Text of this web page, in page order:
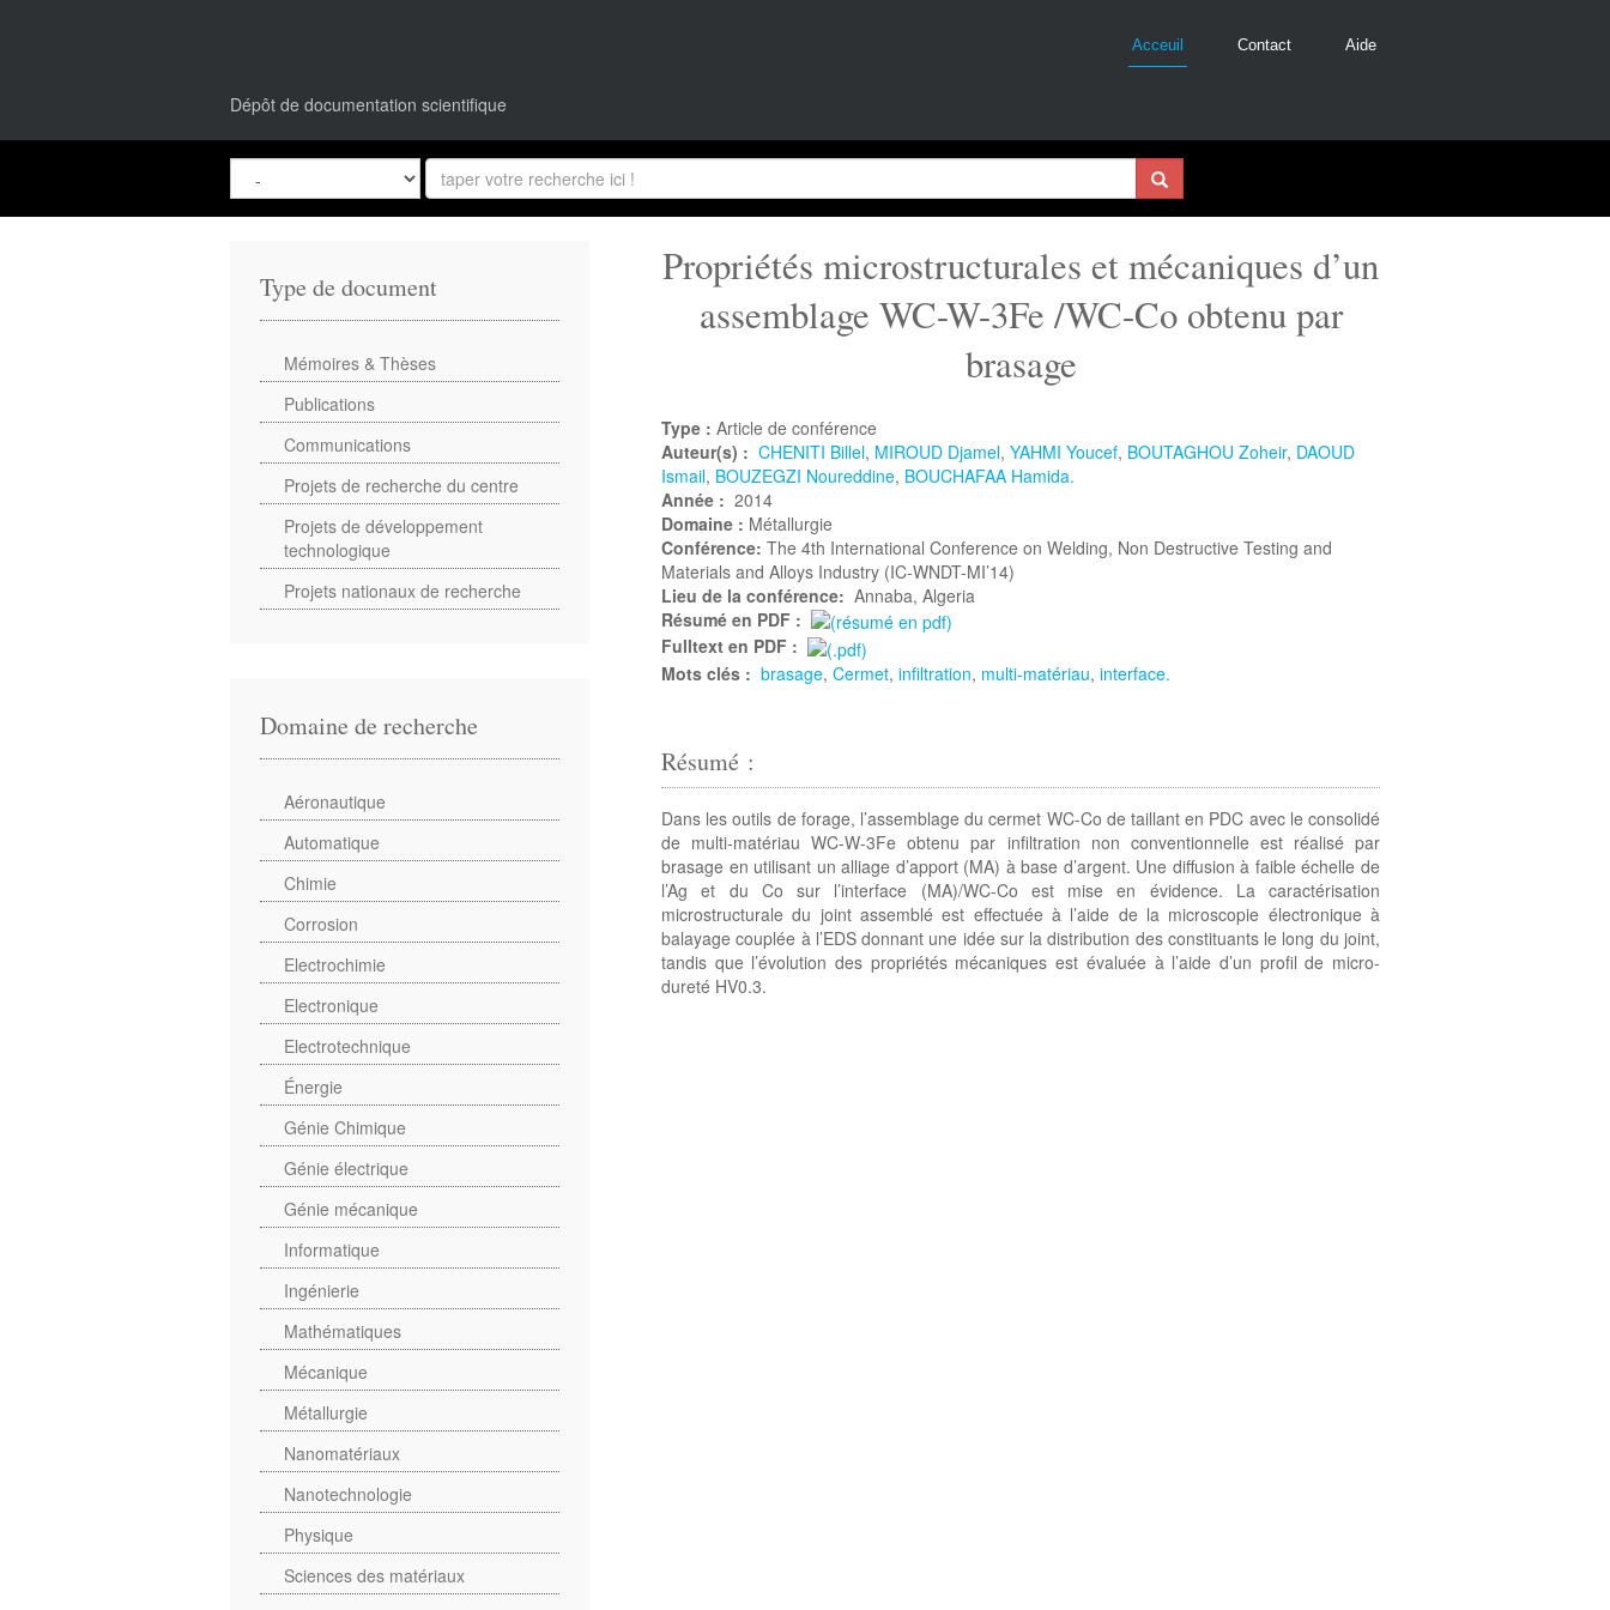
Dépôt de documentation scientifique
Acceuil Contact Aide
Propriétés microstructurales et mécaniques d’un
assemblage WC-W-3Fe /WC-Co obtenu par
brasage
Type : Article de conférence
Auteur(s) : CHENITI Billel, MIROUD Djamel, YAHMI Youcef, BOUTAGHOU Zoheir, DAOUD
Ismail, BOUZEGZI Noureddine, BOUCHAFAA Hamida.
Année : 2014
Domaine : Métallurgie
Conférence: The 4th International Conference on Welding, Non Destructive Testing and
Materials and Alloys Industry (IC-WNDT-MI’14)
Lieu de la conférence: Annaba, Algeria
Résumé en PDF :
Fulltext en PDF :
Mots clés : brasage, Cermet, infiltration, multi-matériau, interface.
Résumé :
Dans les outils de forage, l’assemblage du cermet WC-Co de taillant en PDC avec le consolidé
de multi-matériau WC-W-3Fe obtenu par infiltration non conventionnelle est réalisé par
brasage en utilisant un alliage d’apport (MA) à base d’argent. Une diffusion à faible échelle de
l’Ag et du Co sur l’interface (MA)/WC-Co est mise en évidence. La caractérisation
microstructurale du joint assemblé est effectuée à l’aide de la microscopie électronique à
balayage couplée à l’EDS donnant une idée sur la distribution des constituants le long du joint,
tandis que l’évolution des propriétés mécaniques est évaluée à l’aide d’un profil de micro-
dureté HV0.3.
Type de document
Mémoires & Thèses
Publications
Communications
Projets de recherche du centre
Projets de développement
technologique
Projets nationaux de recherche
Domaine de recherche
Aéronautique
Automatique
Chimie
Corrosion
Electrochimie
Electronique
Electrotechnique
Énergie
Génie Chimique
Génie électrique
Génie mécanique
Informatique
Ingénierie
Mathématiques
Mécanique
Métallurgie
Nanomatériaux
Nanotechnologie
Physique
Sciences des matériaux